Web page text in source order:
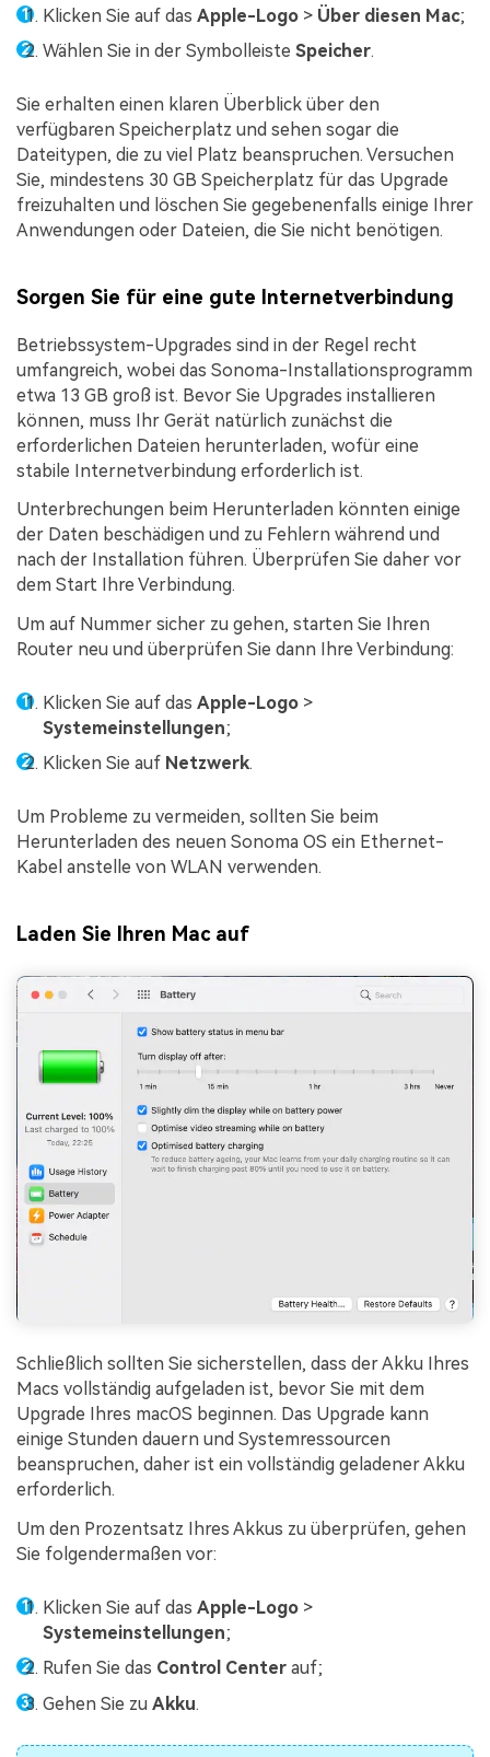
Klicken Sie auf das Apple-Logo > Über diesen Mac;
Wählen Sie in der Symbolleiste Speicher.
Sie erhalten einen klaren Überblick über den
verfügbaren Speicherplatz und sehen sogar die
Dateitypen, die zu viel Platz beanspruchen. Versuchen
Sie, mindestens 30 GB Speicherplatz für das Upgrade
freizuhalten und löschen Sie gegebenenfalls einige Ihrer
Anwendungen oder Dateien, die Sie nicht benötigen.
Sorgen Sie für eine gute Internetverbindung
Betriebssystem-Upgrades sind in der Regel recht
umfangreich, wobei das Sonoma-Installationsprogramm
etwa 13 GB groß ist. Bevor Sie Upgrades installieren
können, muss Ihr Gerät natürlich zunächst die
erforderlichen Dateien herunterladen, wofür eine
stabile Internetverbindung erforderlich ist.
Unterbrechungen beim Herunterladen könnten einige
der Daten beschädigen und zu Fehlern während und
nach der Installation führen. Überprüfen Sie daher vor
dem Start Ihre Verbindung.
Um auf Nummer sicher zu gehen, starten Sie Ihren
Router neu und überprüfen Sie dann Ihre Verbindung:
Klicken Sie auf das Apple-Logo >
Systemeinstellungen;
Klicken Sie auf Netzwerk.
Um Probleme zu vermeiden, sollten Sie beim
Herunterladen des neuen Sonoma OS ein Ethernet-
Kabel anstelle von WLAN verwenden.
Laden Sie Ihren Mac auf
Schließlich sollten Sie sicherstellen, dass der Akku Ihres
Macs vollständig aufgeladen ist, bevor Sie mit dem
Upgrade Ihres macOS beginnen. Das Upgrade kann
einige Stunden dauern und Systemressourcen
beanspruchen, daher ist ein vollständig geladener Akku
erforderlich.
Um den Prozentsatz Ihres Akkus zu überprüfen, gehen
Sie folgendermaßen vor:
Klicken Sie auf das Apple-Logo >
Systemeinstellungen;
Rufen Sie das Control Center auf;
Gehen Sie zu Akku.